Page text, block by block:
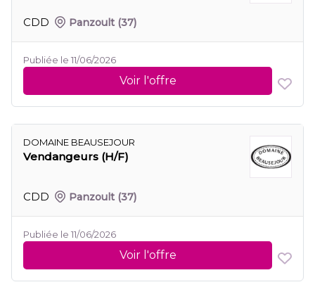
CDD Panzoult (37)
Publiée le 11/06/2026
Voir l'offre
DOMAINE BEAUSEJOUR
Vendangeurs (H/F)
CDD Panzoult (37)
Publiée le 11/06/2026
Voir l'offre